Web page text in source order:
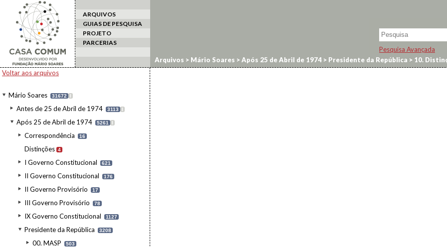
ARQUIVOS
GUIAS DE PESQUISA
PROJETO
PARCERIAS
Pesquisa Avançada
Voltar aos arquivos
Mário Soares 31672 I
Antes de 25 de Abril de 1974 3113 I
Após 25 de Abril de 1974 5261 I
Correspondência 16
Distinções 4
I Governo Constitucional 621
II Governo Constitucional 176
II Governo Provisório 17
III Governo Provisório 78
IX Governo Constitucional 1127
Presidente da República 3208
00. MASP 503
Arquivos > Mário Soares >Após 25 de Abril de 1974 > Presidente da República > 10.